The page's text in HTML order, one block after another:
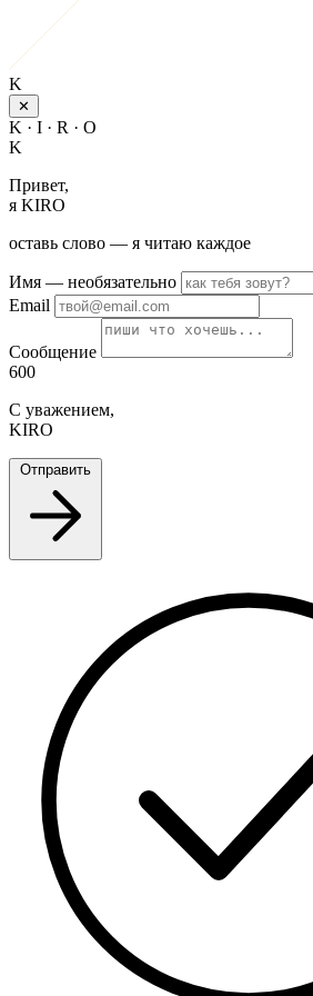
K
✕
K · I · R · O
K
Привет,
я KIRO
оставь слово — я читаю каждое
Имя — необязательно
Email
Сообщение
600
С уважением,
KIRO
Отправить